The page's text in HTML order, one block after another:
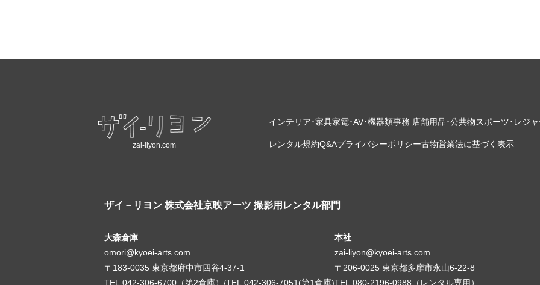
zai-liyon.com
インテリア･家具家電･AV･機器類事務 店舗用品･公共物スポーツ･レジャ
レンタル規約Q&Aプライバシーポリシー古物営業法に基づく表示
ザイ－リヨン 株式会社京映アーツ 撮影用レンタル部門
大森倉庫
omori@kyoei-arts.com
〒183-0035 東京都府中市四谷4-37-1
TEL.042-306-6700（第2倉庫）/TEL.042-306-7051(第1倉庫)
本社
zai-liyon@kyoei-arts.com
〒206-0025 東京都多摩市永山6-22-8
TEL.080-2196-0988（レンタル専用）